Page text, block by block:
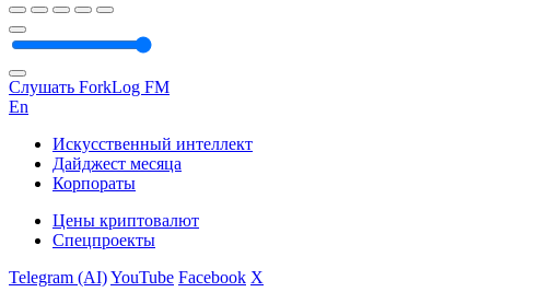
Слушать ForkLog FM
En
Искусственный интеллект
Дайджест месяца
Корпораты
Цены криптовалют
Спецпроекты
Telegram (AI)YouTube Facebook X